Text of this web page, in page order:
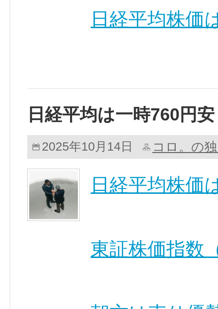
日経平均株
日経平均は一時760円安
2025年10月14日 コロ。の
日経平均株価
東証株価指数